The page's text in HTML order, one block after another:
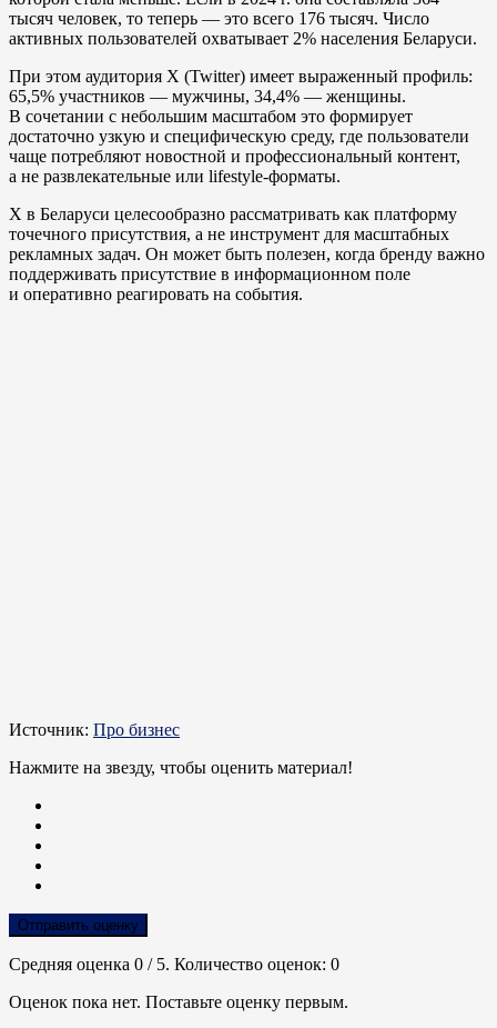
тысяч человек, то теперь — это всего 176 тысяч. Число
активных пользователей охватывает 2% населения Беларуси.
При этом аудитория X (Twitter) имеет выраженный профиль:
65,5% участников — мужчины, 34,4% — женщины.
В сочетании с небольшим масштабом это формирует
достаточно узкую и специфическую среду, где пользователи
чаще потребляют новостной и профессиональный контент,
а не развлекательные или lifestyle-форматы.
X в Беларуси целесообразно рассматривать как платформу
точечного присутствия, а не инструмент для масштабных
рекламных задач. Он может быть полезен, когда бренду важно
поддерживать присутствие в информационном поле
и оперативно реагировать на события.
Источник: Про бизнес
Нажмите на звезду, чтобы оценить материал!
Отправить оценку
Средняя оценка 0 / 5. Количество оценок: 0
Оценок пока нет. Поставьте оценку первым.